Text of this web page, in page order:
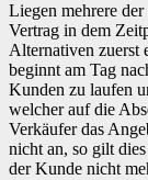
Liegen mehrere
Vertrag in dem
Alternativen zuerst
beginnt am Tag
Kunden zu laufen
welcher auf die
Verkäufer das
nicht an, so gilt
der Kunde nicht